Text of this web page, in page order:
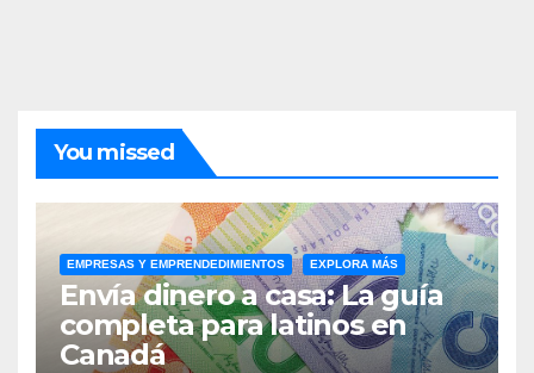
You missed
EMPRESAS Y EMPRENDEDIMIENTOS EXPLORA MÁS
Envía dinero a casa: La guía
completa para latinos en
Canadá